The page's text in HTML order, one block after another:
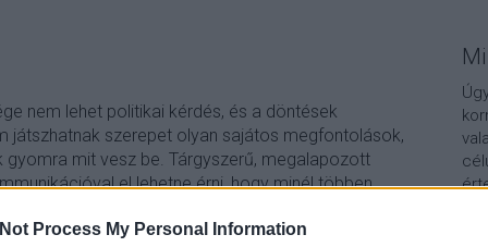
Process My Personal Information
nem lehet politikai kérdés, és a döntések
játszhatnak szerepet olyan sajátos megfontolások,
gyomra mit vesz be. Tárgyszerű, megalapozott
el lehetne érni, hogy minél többen